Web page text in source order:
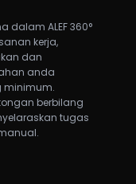
dalam ALEF 360°
kerja,
dan
anda
minimum.
berbilang
tugas